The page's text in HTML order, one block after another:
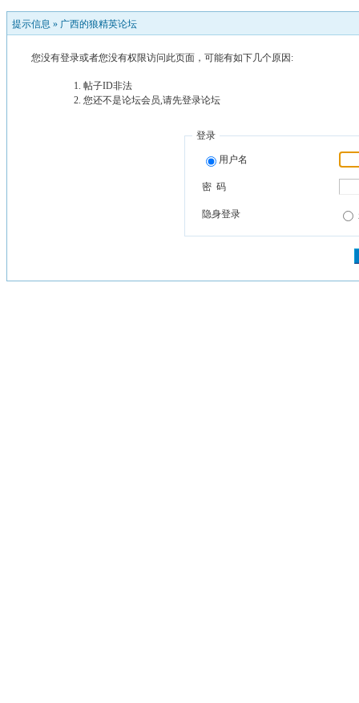
提示信息 » 广西的狼精英论坛
您没有登录或者您没有权限访问此页面，可能有如下几个原因:
帖子ID非法
您还不是论坛会员,请先登录论坛
登录
用户名
密 码
隐身登录